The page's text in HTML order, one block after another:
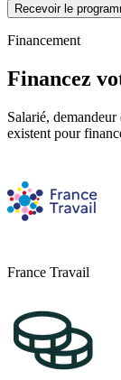
Recevoir le
Financement
Financez
Salarié,
existent pour
France Travail